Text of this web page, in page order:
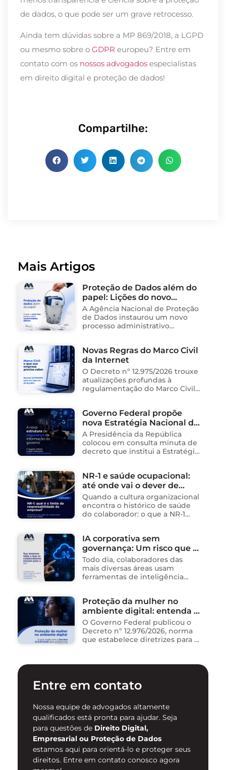
de dados, o que pode ser um grave retrocesso.
Ainda tem dúvidas sobre a MP 869/2018, a LGPD
ou mesmo sobre o GDPR europeu? Entre em
contato com os nossos advogados especialistas
em direito digital e proteção de dados!
Compartilhe:
Mais Artigos
Proteção de Dados além do
papel: Lições do novo
processo sancionador da
ANPD
A Agência Nacional de Proteção
de Dados instaurou um novo
processo administrativo
organização social responsável
pela gestão de unidades
públicas de saúde …
Novas Regras do Marco Civil
da Internet
O Decreto nº 12.975/2026 trouxe
atualizações profundas à
regulamentação do Marco Civil
operações de empresas de
tecnologia no Brasil. Para ajudar
na …
Governo Federal propõe
nova Estratégia Nacional de
Segurança da Informação e
cria sistema integrado de
governança para órgãos
A Presidência da República
colocou em consulta minuta de
decreto que institui a Estratégia
Sistema Integrado de
Segurança da Informação
(SISInfo), estabelecendo …
NR-1 e saúde ocupacional:
até onde vai o dever de
cuidado da empresa?
Quando a cultura organizacional
encontra o histórico de saúde
do colaborador: o que a NR-1
um dos ambientes mais
propícios para …
IA corporativa sem
governança: Um risco que já
está acontecendo
Todo dia, colaboradores das
mais diversas áreas usam
ferramentas de inteligência
dados, redigem e-mails, geram
relatórios. O problema não está
na ferramenta. Está …
Proteção da mulher no
ambiente digital: entenda o
novo Decreto nº 12.976/2026
O Governo Federal publicou o
Decreto nº 12.976/2026, norma
que estabelece diretrizes para a
enfrentamento da violência
digital. …
Entre em contato
Nossa equipe de advogados altamente
qualificados está pronta para ajudar. Seja
para questões de Direito Digital,
Empresarial ou Proteção de Dados
estamos aqui para orientá-lo e proteger seus
direitos. Entre em contato conosco agora